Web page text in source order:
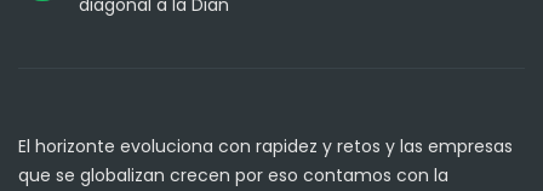
diagonal a la Dian
El horizonte evoluciona con rapidez y retos y las empresas
que se globalizan crecen por eso contamos con la